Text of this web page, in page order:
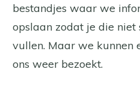
bestandjes waar we
opslaan zodat je die niet
vullen. Maar we kunnen
ons weer bezoekt.